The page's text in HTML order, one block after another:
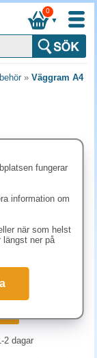
▼
0
» Väggram A4
2 dagar
fungerar
information om
när som helst
längst ner på